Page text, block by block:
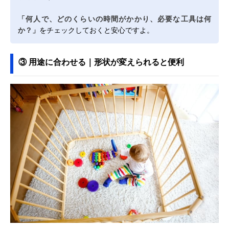
「何人で、どのくらいの時間がかかり、必要な工具は何
か？」 をチェックしておくと安心ですよ。
③ 用途に合わせる｜形状が変えられると便利